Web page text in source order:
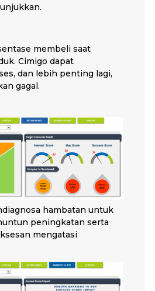
membeli saat
Cimigo dapat
dan lebih penting lagi,
gagal.
hambatan untuk
peningkatan serta
mengatasi